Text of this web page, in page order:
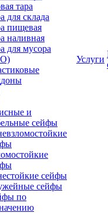
тара
для склада
пищевая
наливная
для мусора
и
сейфы
сейфы
сейфы
по
Услуги